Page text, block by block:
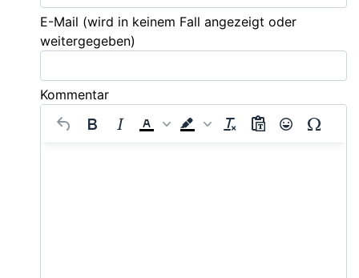
E-Mail (wird in keinem Fall angezeigt oder
weitergegeben)
Kommentar